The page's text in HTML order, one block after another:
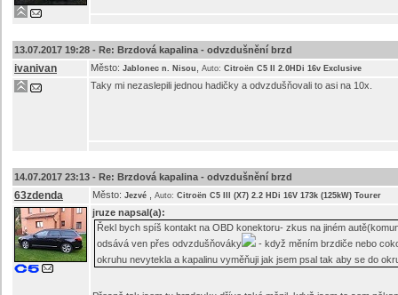
13.07.2017 19:28 - Re: Brzdová kapalina - odvzdušnění brzd
ivanivan Město: Jablonec n. Nisou Auto: Citroën C5 II 2.0HDi 16v Exclusive
Taky mi nezaslepili jednou hadičky a odvzdušňovali to asi na 10x.
14.07.2017 23:13 - Re: Brzdová kapalina - odvzdušnění brzd
63zdenda Město: Jezvé Auto: Citroën C5 III (X7) 2.2 HDi 16V 173k (125kW) Tourer
jruze napsal(a):
Řekl bych spíš kontakt na OBD konektoru- zkus na jiném
odsává ven přes odvzdušňováky
- když měním brzdiče nebo
okruhu nevytekla a kapalinu vyměňuji jak jsem psal tak aby se do